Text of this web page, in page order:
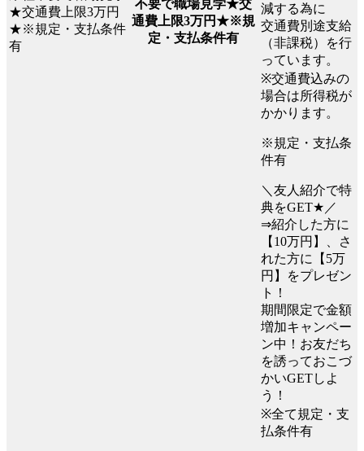
不要で職場見学★交
通費上限3万円★※規
定・支払条件有
減する為に
交通費別途支給
（非課税）を行
っています。
※交通費込みの
場合は所得税が
かかります。
※規定・支払条
件有
＼友人紹介で特
典をGET★／
⇒紹介した方に
【10万円】、さ
れた方に【5万
円】をプレゼン
ト！
期間限定で金額
増加キャンペー
ン中！お友だち
を誘っておこづ
かいGETしよ
う！
※全て規定・支
払条件有